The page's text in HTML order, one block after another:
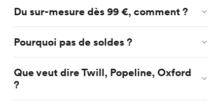
Du sur-mesure dès 99 €, comment ?
Pourquoi pas de soldes ?
Que veut dire Twill, Popeline, Oxford
?